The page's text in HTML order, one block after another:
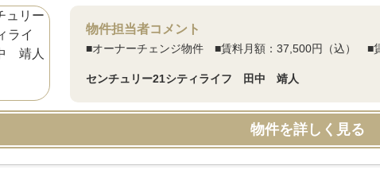
物件担当者コメント
■オーナーチェンジ物件 ■賃料月額：37,500円（込） ■
センチュリー21シティライフ 田中 靖人
物件を詳しく見る